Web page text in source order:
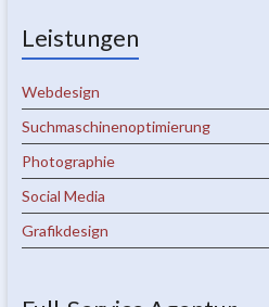
Leistungen
Webdesign
Suchmaschinenoptimierung
Photographie
Social Media
Grafikdesign